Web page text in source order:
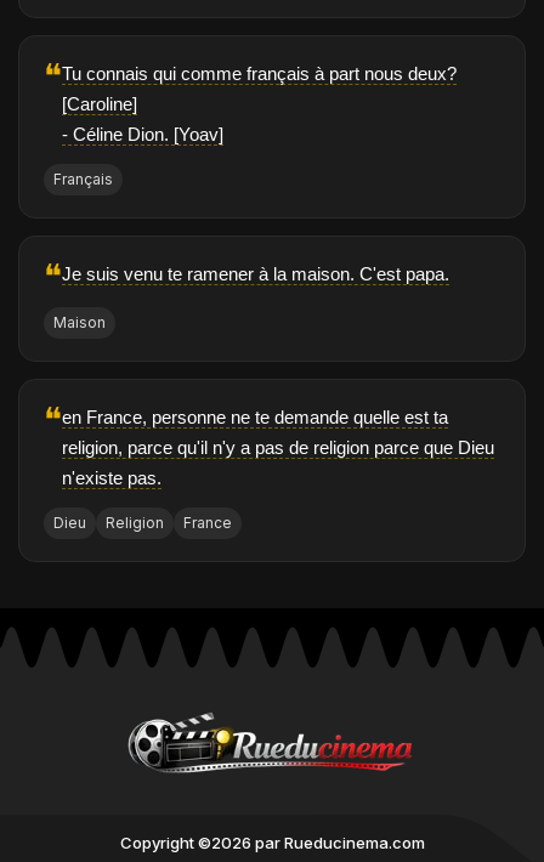
❝Tu connais qui comme français à part nous deux?
[Caroline]
- Céline Dion. [Yoav]
Français
❝Je suis venu te ramener à la maison. C'est papa.
Maison
❝en France, personne ne te demande quelle est ta
religion, parce qu'il n'y a pas de religion parce que Dieu
n'existe pas.
Dieu Religion France
Copyright ©2026 par Rueducinema.com